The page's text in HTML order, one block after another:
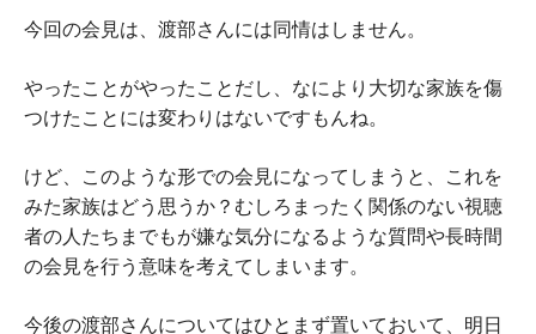
今回の会見は、渡部さんには同情はしません。
やったことがやったことだし、なにより大切な家族を傷
つけたことには変わりはないですもんね。
けど、このような形での会見になってしまうと、これを
みた家族はどう思うか？むしろまったく関係のない視聴
者の人たちまでもが嫌な気分になるような質問や長時間
の会見を行う意味を考えてしまいます。
今後の渡部さんについてはひとまず置いておいて、明日